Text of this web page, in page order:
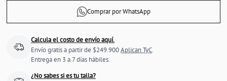
Comprar por WhatsApp
Calcula el costo de envío aquí.
Envío gratis a partir de $249.900Aplican TyC.
Entrega en 3 a 7 días hábiles.
¿No sabes si es tu talla?